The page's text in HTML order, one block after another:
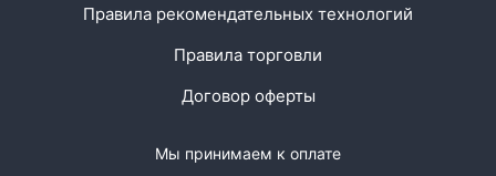
Правила рекомендательных технологий
Правила торговли
Договор оферты
Мы принимаем к оплате